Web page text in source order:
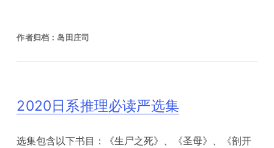
作者归档： 岛田庄司
2020日系推理必读严选集
选集包含以下书目：《生尸之死》、《圣母》、《剖开